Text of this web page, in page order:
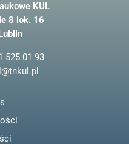
KUL
8 lok. 16
525 01 93